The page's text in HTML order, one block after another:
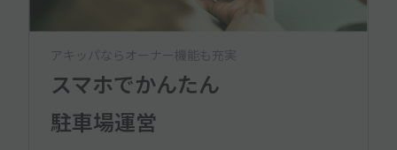
アキッパならオーナー機能も充実
スマホでかんたん
駐車場運営